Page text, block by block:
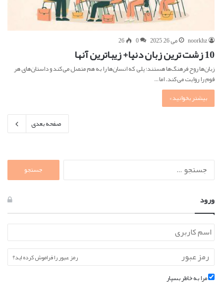
noorkhz می 26, 2025 0
26
10 زشت ترین زبان دنیا+ زیباترین آنها
زبان‌ها روح فرهنگ‌ها هستند؛ پلی که انسان‌ها را به هم متصل می‌کند و داستان‌های هر
قوم را روایت می‌کند. اما…
بیشتر بخوانید »
صفحه بعدی
جستجو
ورود
رمز عبور را فراموش کرده اید؟
مرا به خاطر بسپار